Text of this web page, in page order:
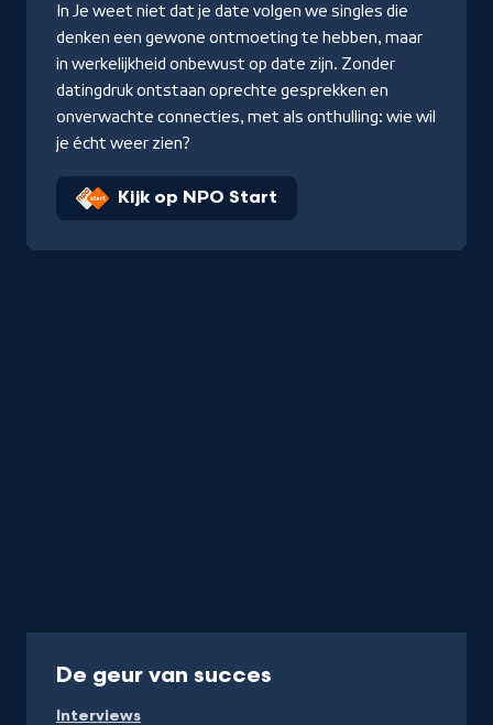
In Je weet niet dat je date volgen we singles die
denken een gewone ontmoeting te hebben, maar
in werkelijkheid onbewust op date zijn. Zonder
datingdruk ontstaan oprechte gesprekken en
onverwachte connecties, met als onthulling: wie wil
je écht weer zien?
Kijk op NPO Start
De geur van succes
Interviews